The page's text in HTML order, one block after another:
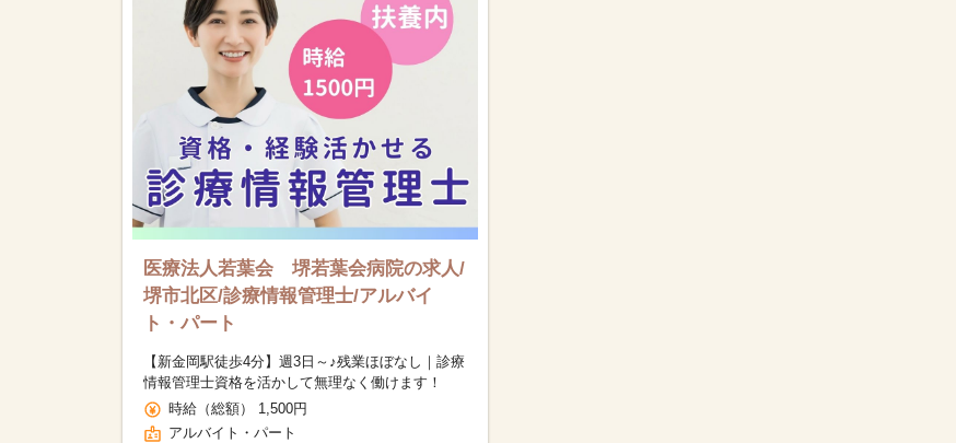
医療法人若葉会 堺若葉会病院の求人/
堺市北区/診療情報管理士/アルバイ
ト・パート
【新金岡駅徒歩4分】週3日～♪残業ほぼなし｜診療
情報管理士資格を活かして無理なく働けます！
時給（総額） 1,500円
アルバイト・パート